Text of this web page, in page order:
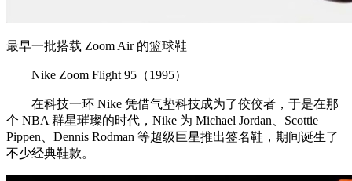
最早一批搭载 Zoom Air 的篮球鞋
Nike Zoom Flight 95（1995）
在科技一环 Nike 凭借气垫科技成为了佼佼者，于是在那
个 NBA 群星璀璨的时代，Nike 为 Michael Jordan、Scottie
Pippen、Dennis Rodman 等超级巨星推出签名鞋，期间诞生了
不少经典鞋款。